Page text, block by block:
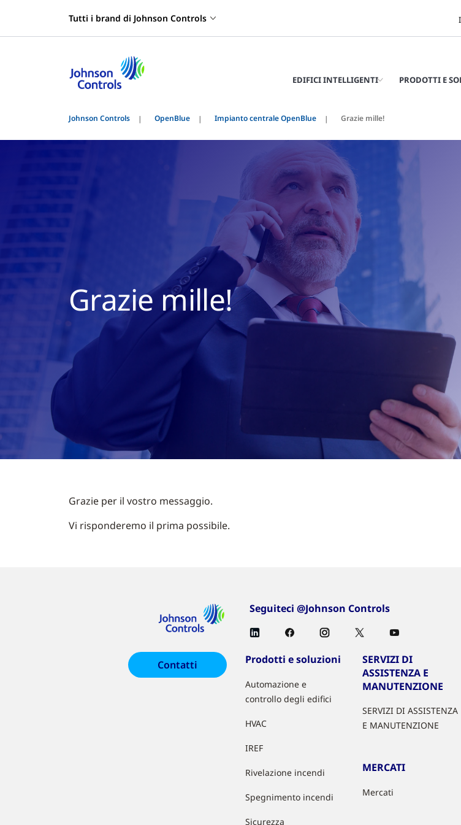
Tutti i brand di Johnson Controls
EDIFICI INTELLIGENTI PRODOTTI E
Johnson Controls OpenBlue Impianto centrale OpenBlue Grazie mille!
Grazie mille!
Grazie per il vostro messaggio.
Vi risponderemo il prima possibile.
Seguiteci @Johnson Controls
Contatti Prodotti e soluzioni
Automazione e
controllo degli edifici
HVAC
IREF
Rivelazione incendi
Spegnimento incendi
Sicurezza
SERVIZI DI
ASSISTENZA E
MANUTENZIONE
SERVIZI DI ASSISTENZA
E MANUTENZIONE
MERCATI
Mercati